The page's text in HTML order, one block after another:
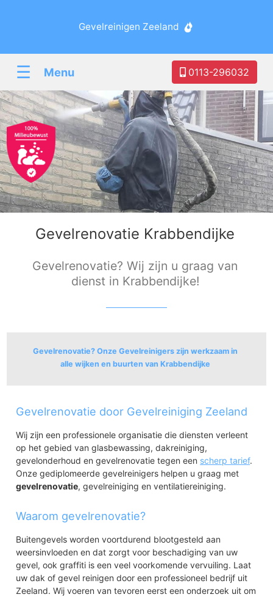
Gevelreinigen Zeeland
☰ Menu 0113-296032
Gevelrenovatie Krabbendijke
Gevelrenovatie? Wij zijn u graag van
dienst in Krabbendijke!
Gevelrenovatie? Onze Gevelreinigers zijn werkzaam in
alle wijken en buurten van Krabbendijke
Krabbendijke
Krabbendijke - Rozeboom
Krabbendijke - Zuidweg
Gevelrenovatie door Gevelreiniging Zeeland
Wij zijn een professionele organisatie die diensten verleent
op het gebied van glasbewassing, dakreiniging,
gevelonderhoud en gevelrenovatie tegen een scherp tarief.
Onze gediplomeerde gevelreinigers helpen u graag met
gevelrenovatie, gevelreiniging en ventilatiereiniging.
Waarom gevelrenovatie?
Buitengevels worden voortdurend blootgesteld aan
weersinvloeden en dat zorgt voor beschadiging van uw
gevel, ook graffiti is een veel voorkomende vervuiling. Laat
uw dak of gevel reinigen door een professioneel bedrijf uit
Zeeland. Wij voeren van tevoren eerst een onderzoek uit om